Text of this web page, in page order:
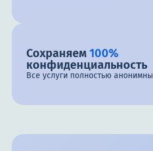
Сохраняем 100%
конфиденциальность
Все услуги полностью анонимны